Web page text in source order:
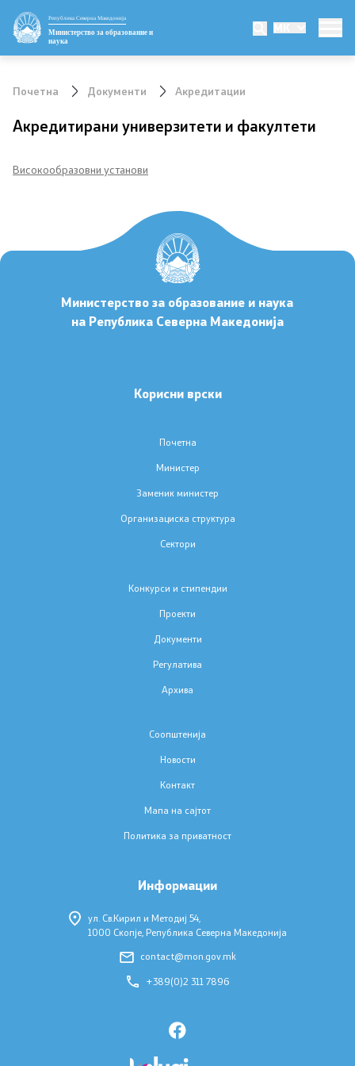
Република Северна Македонија
Министерство за образование и
наука
MK
Министерство
Политика за квалитет
Организација и систематизација
Сектори
Кодекс за административни службеници
Интегритет, судир на интереси и примање подароци
Заштита на лични податоци
Слободен пристап до информации
Листа на информации од јавен карактер
Почетна Документи Акредитации
Акредитирани универзитети и факултети
Високообразовни установи
Министерство за образование и наука
на Република Северна Македонија
Корисни врски
Почетна
Министер
Заменик министер
Организациска структура
Сектори
Конкурси и стипендии
Проекти
Документи
Регулатива
Архива
Соопштенија
Новости
Контакт
Мапа на сајтот
Политика за приватност
Информации
ул. Св.Кирил и Методиј 54,
1000 Скопје, Република Северна Македонија
contact@mon.gov.mk
+389(0)2 311 7896